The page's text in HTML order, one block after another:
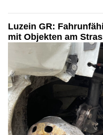
Luzein GR:
mit Objekten am